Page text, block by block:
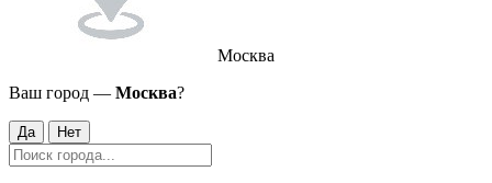
Москва
Ваш город — Москва?
Да Нет